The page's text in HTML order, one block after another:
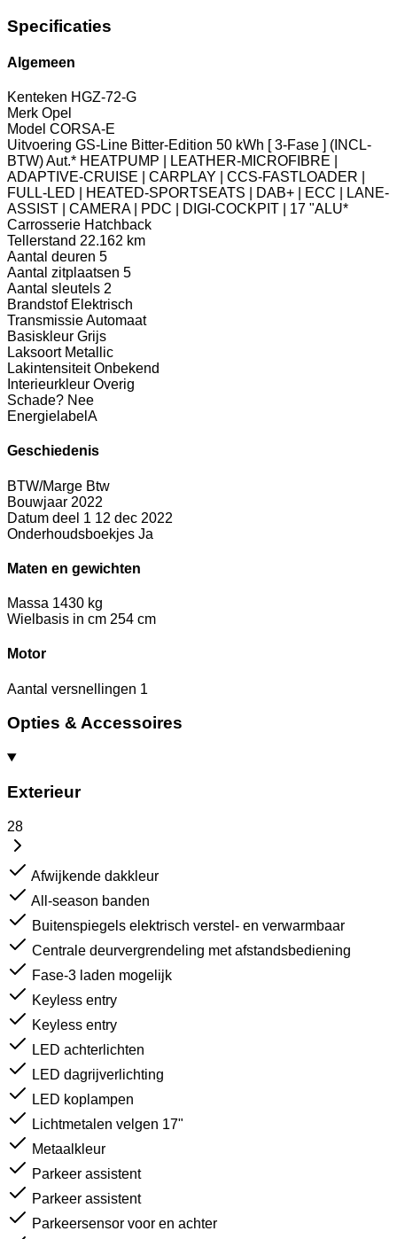
Specificaties
Algemeen
Kenteken HGZ-72-G
Merk Opel
Model CORSA-E
Uitvoering GS-Line Bitter-Edition 50 kWh [ 3-Fase ] (INCL-
BTW) Aut.* HEATPUMP | LEATHER-MICROFIBRE |
ADAPTIVE-CRUISE | CARPLAY | CCS-FASTLOADER |
FULL-LED | HEATED-SPORTSEATS | DAB+ | ECC | LANE-
ASSIST | CAMERA | PDC | DIGI-COCKPIT | 17 "ALU*
Carrosserie Hatchback
Tellerstand 22.162 km
Aantal deuren 5
Aantal zitplaatsen 5
Aantal sleutels 2
Brandstof Elektrisch
TransmissieAutomaat
Basiskleur Grijs
Laksoort Metallic
Lakintensiteit Onbekend
Interieurkleur Overig
Schade? Nee
Energielabel A
Geschiedenis
BTW/Marge Btw
Bouwjaar 2022
Datum deel 1 12 dec 2022
Onderhoudsboekjes Ja
Maten en gewichten
Massa 1430 kg
Wielbasis in cm 254 cm
Motor
Aantal versnellingen 1
Opties & Accessoires
Exterieur
28
Afwijkende dakkleur
All-season banden
Buitenspiegels elektrisch verstel- en verwarmbaar
Centrale deurvergrendeling met afstandsbediening
Fase-3 laden mogelijk
Keyless entry
Keyless entry
LED achterlichten
LED dagrijverlichting
LED koplampen
Lichtmetalen velgen 17"
Metaalkleur
Parkeer assistent
Parkeer assistent
Parkeersensor voor en achter